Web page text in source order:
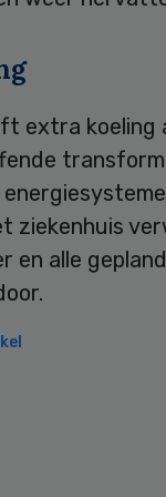
extra koeling
ziekenhuis
en alle